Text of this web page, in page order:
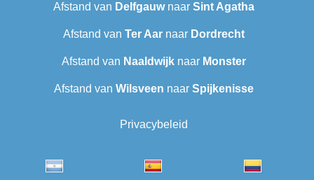
Afstand van Delfgauwnaar Sint Agatha
Afstand van Ter Aarnaar Dordrecht
Afstand van Naaldwijknaar Monster
Afstand van Wilsveen‎ naar Spijkenisse
Privacybeleid